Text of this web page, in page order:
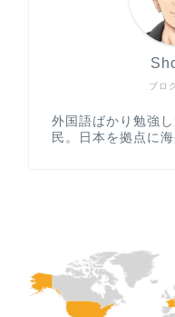
ブロ
外国語ばかり勉強
民。日本を拠点に海